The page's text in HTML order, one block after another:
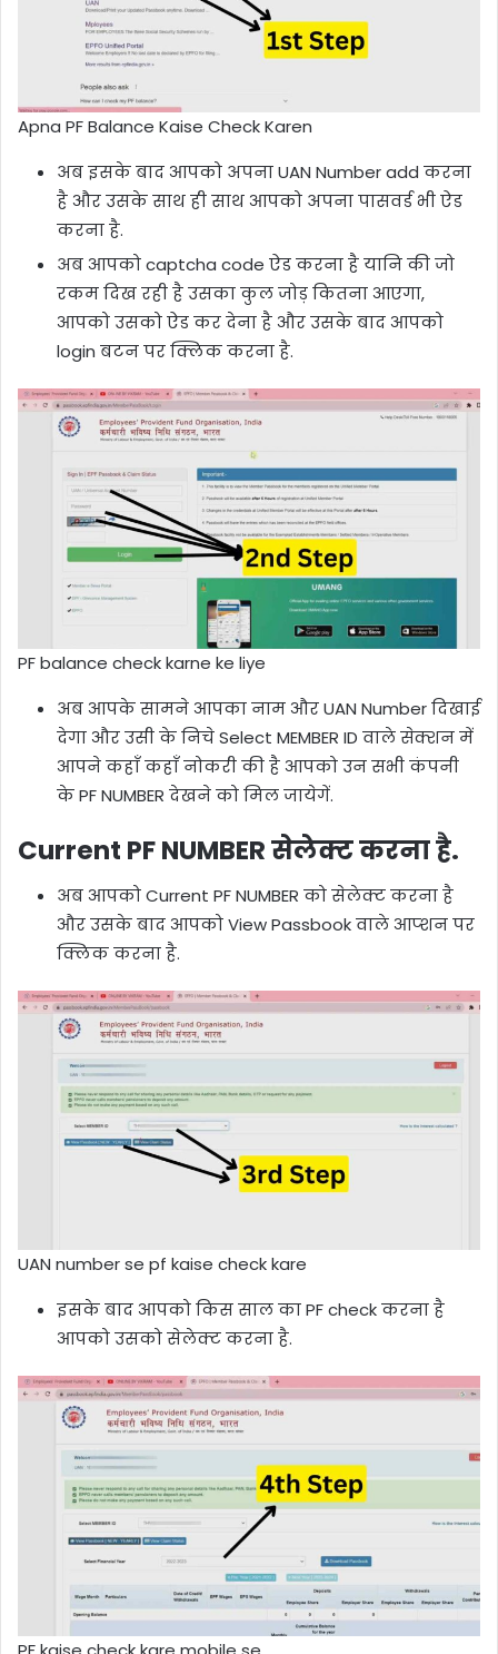
Apna PF Balance Kaise Check Karen
अब इसके बाद आपको अपना UAN Number add करना
है और उसके साथ ही साथ आपको अपना पासवर्ड भी ऐड
करना है.
अब आपको captcha code ऐड करना है यानि की जो
रकम दिख रही है उसका कुल जोड़ कितना आएगा,
आपको उसको ऐड कर देना है और उसके बाद आपको
login बटन पर क्लिक करना है.
PF balance check karne ke liye
अब आपके सामने आपका नाम और UAN Number दिखाई
देगा और उसी के निचे Select MEMBER ID वाले सेक्शन में
आपने कहाँ कहाँ नोकरी की है आपको उन सभी कंपनी
के PF NUMBER देखने को मिल जायेगें.
Current PF NUMBER सेलेक्ट करना है.
अब आपको Current PF NUMBER को सेलेक्ट करना है
और उसके बाद आपको View Passbook वाले आप्शन पर
क्लिक करना है.
UAN number se pf kaise check kare
इसके बाद आपको किस साल का PF check करना है
आपको उसको सेलेक्ट करना है.